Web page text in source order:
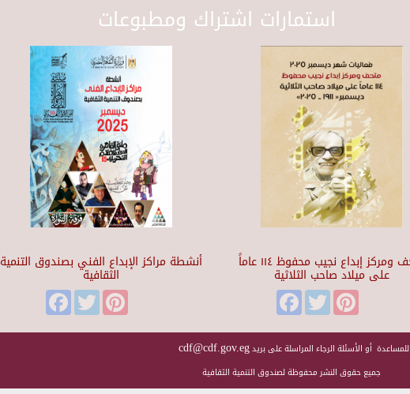
استمارات اشتراك ومطبوعات
أنشطة مراكز الإبداع الفني بصندوق التنمية
الثقافية
FacebookTwitterPinterest
متحف ومركز إبداع نجيب محفوظ ١١٤ عاماً
على ميلاد صاحب الثلاثية
FacebookTwitter
للمساعدة أو الأسئلة الرجاء المراسلة على بريدcdf@cdf.gov.eg
جميع حقوق النشر محفوظة لصندوق التنمية الثقافية